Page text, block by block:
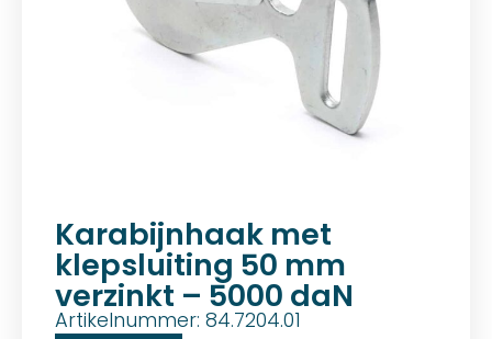
Karabijnhaak met
klepsluiting 50 mm
verzinkt – 5000 daN
Artikelnummer: 84.7204.01